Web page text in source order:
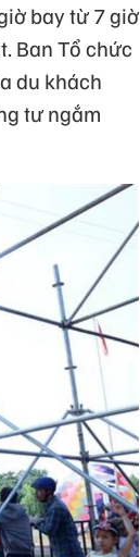
bay từ 7 giờ
Ban Tổ chức
du khách
tư ngắm